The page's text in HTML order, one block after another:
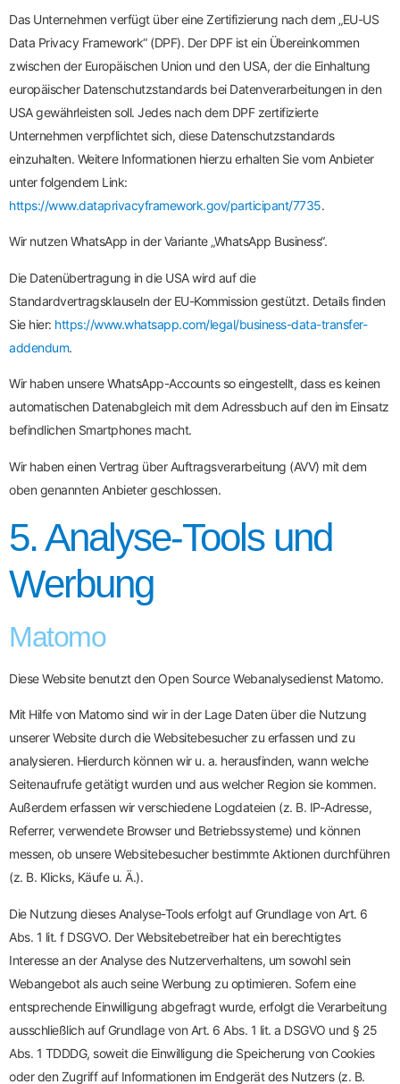
Das Unternehmen verfügt über eine Zertifizierung nach dem „EU-US
Data Privacy Framework“ (DPF). Der DPF ist ein Übereinkommen
zwischen der Europäischen Union und den USA, der die Einhaltung
europäischer Datenschutzstandards bei Datenverarbeitungen in den
USA gewährleisten soll. Jedes nach dem DPF zertifizierte
Unternehmen verpflichtet sich, diese Datenschutzstandards
einzuhalten. Weitere Informationen hierzu erhalten Sie vom Anbieter
unter folgendem Link:
https://www.dataprivacyframework.gov/participant/7735.
Wir nutzen WhatsApp in der Variante „WhatsApp Business“.
Die Datenübertragung in die USA wird auf die
Standardvertragsklauseln der EU-Kommission gestützt. Details finden
Sie hier: https://www.whatsapp.com/legal/business-data-transfer-
addendum.
Wir haben unsere WhatsApp-Accounts so eingestellt, dass es keinen
automatischen Datenabgleich mit dem Adressbuch auf den im Einsatz
befindlichen Smartphones macht.
Wir haben einen Vertrag über Auftragsverarbeitung (AVV) mit dem
oben genannten Anbieter geschlossen.
5. Analyse-Tools und
Werbung
Matomo
Diese Website benutzt den Open Source Webanalysedienst Matomo.
Mit Hilfe von Matomo sind wir in der Lage Daten über die Nutzung
unserer Website durch die Websitebesucher zu erfassen und zu
analysieren. Hierdurch können wir u. a. herausfinden, wann welche
Seitenaufrufe getätigt wurden und aus welcher Region sie kommen.
Außerdem erfassen wir verschiedene Logdateien (z. B. IP-Adresse,
Referrer, verwendete Browser und Betriebssysteme) und können
messen, ob unsere Websitebesucher bestimmte Aktionen durchführen
(z. B. Klicks, Käufe u. Ä.).
Die Nutzung dieses Analyse-Tools erfolgt auf Grundlage von Art. 6
Abs. 1 lit. f DSGVO. Der Websitebetreiber hat ein berechtigtes
Interesse an der Analyse des Nutzerverhaltens, um sowohl sein
Webangebot als auch seine Werbung zu optimieren. Sofern eine
entsprechende Einwilligung abgefragt wurde, erfolgt die Verarbeitung
ausschließlich auf Grundlage von Art. 6 Abs. 1 lit. a DSGVO und § 25
Abs. 1 TDDDG, soweit die Einwilligung die Speicherung von Cookies
oder den Zugriff auf Informationen im Endgerät des Nutzers (z. B.